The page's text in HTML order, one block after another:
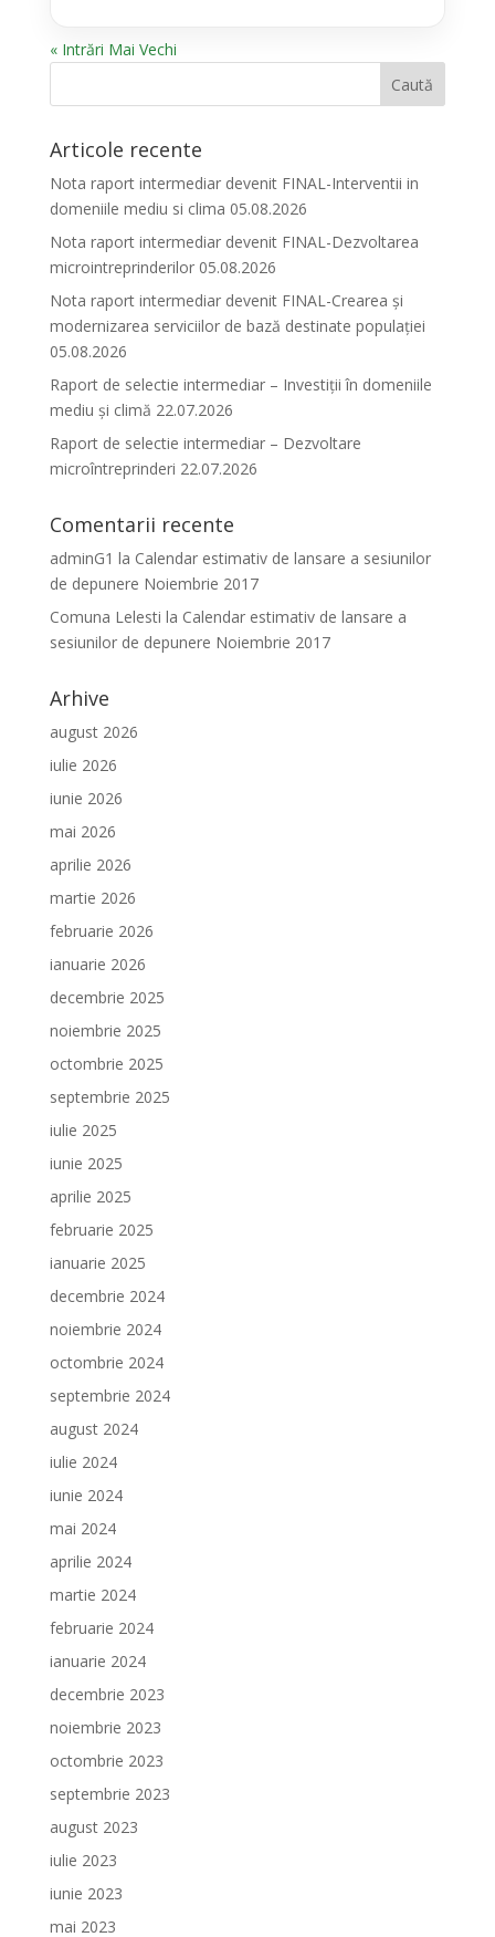
« Intrări Mai Vechi
Articole recente
Nota raport intermediar devenit FINAL-Interventii in
domeniile mediu si clima 05.08.2026
Nota raport intermediar devenit FINAL-Dezvoltarea
microintreprinderilor 05.08.2026
Nota raport intermediar devenit FINAL-Crearea și
modernizarea serviciilor de bază destinate populației
05.08.2026
Raport de selectie intermediar – Investiții în domeniile
mediu și climă 22.07.2026
Raport de selectie intermediar – Dezvoltare
microîntreprinderi 22.07.2026
Comentarii recente
adminG1 la Calendar estimativ de lansare a sesiunilor
de depunere Noiembrie 2017
Comuna Lelesti la Calendar estimativ de lansare a
sesiunilor de depunere Noiembrie 2017
Arhive
august 2026
iulie 2026
iunie 2026
mai 2026
aprilie 2026
martie 2026
februarie 2026
ianuarie 2026
decembrie 2025
noiembrie 2025
octombrie 2025
septembrie 2025
iulie 2025
iunie 2025
aprilie 2025
februarie 2025
ianuarie 2025
decembrie 2024
noiembrie 2024
octombrie 2024
septembrie 2024
august 2024
iulie 2024
iunie 2024
mai 2024
aprilie 2024
martie 2024
februarie 2024
ianuarie 2024
decembrie 2023
noiembrie 2023
octombrie 2023
septembrie 2023
august 2023
iulie 2023
iunie 2023
mai 2023